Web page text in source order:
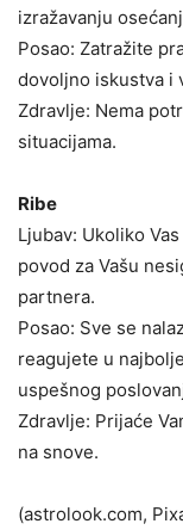
izražavanju
Posao: Zatražite
dovoljno iskustva i
Zdravlje: Nema
situacijama.
Ribe
Ljubav: Ukoliko
povod za Vašu
partnera.
Posao: Sve se
reagujete u
uspešnog
Zdravlje: Prijaće
na snove.
(astrolook.com,